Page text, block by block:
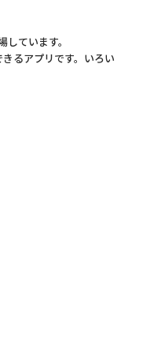
ています。
るアプリです。いろい